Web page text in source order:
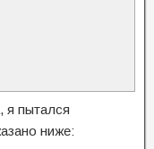
я пытался
ниже: